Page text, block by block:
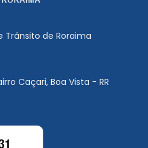
de Roraima
Caçari, Boa Vista - RR